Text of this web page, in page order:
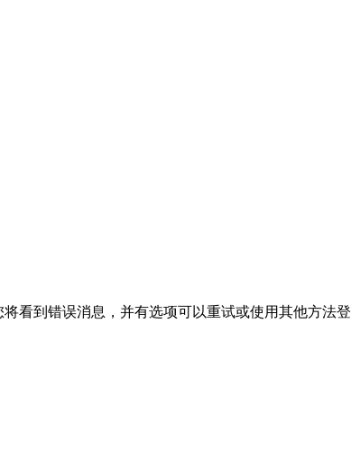
看到错误消息，并有选项可以重试或使用其他方法